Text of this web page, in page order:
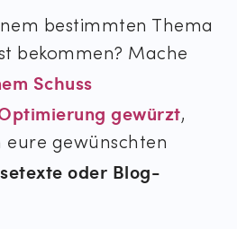
bestimmten Thema
bekommen? Mache
Schuss
gewürzt,
eure gewünschten
oder Blog-